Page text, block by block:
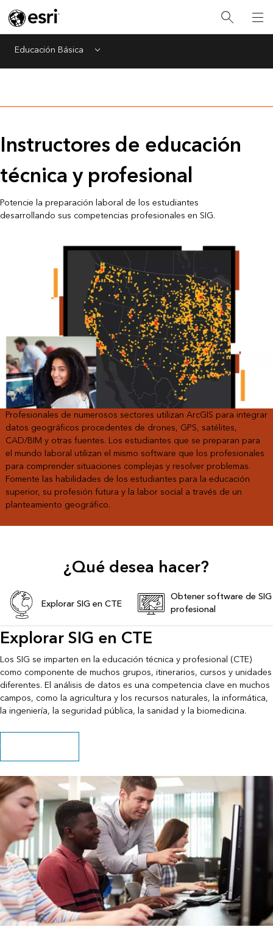
Educación Básica Menu
Instructores de educación
técnica y profesional
Potencie la preparación laboral de los estudiantes
desarrollando sus competencias profesionales en SIG.
Profesionales de numerosos sectores utilizan ArcGIS para integrar
datos geográficos procedentes de drones, GPS, satélites,
CAD/BIM y otras fuentes. Los estudiantes que se preparan para
el mundo laboral utilizan el mismo software que los profesionales
para comprender situaciones complejas y resolver problemas.
Fomente las habilidades de los estudiantes para la educación
superior, su profesión futura y la labor social a través de un
planteamiento geográfico.
¿Qué desea hacer?
Explorar SIG en CTE
Obtener software de SIG
profesional
Explorar SIG en CTE
Los SIG se imparten en la educación técnica y profesional (CTE)
como componente de muchos grupos, itinerarios, cursos y unidades
diferentes. El análisis de datos es una competencia clave en muchos
campos, como la agricultura y los recursos naturales, la informática,
la ingeniería, la seguridad pública, la sanidad y la biomedicina.
Explorar SIG en CTE